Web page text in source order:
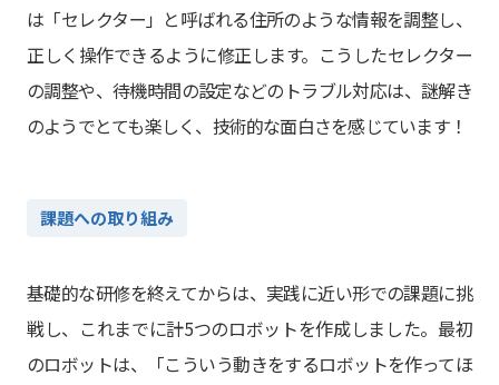
は「セレクター」と呼ばれる住所のような情報を調整し、
正しく操作できるように修正します。こうしたセレクター
の調整や、待機時間の設定などのトラブル対応は、謎解き
のようでとても楽しく、技術的な面白さを感じています！
課題への取り組み
基礎的な研修を終えてからは、実践に近い形での課題に挑
戦し、これまでに計5つのロボットを作成しました。最初
のロボットは、「こういう動きをするロボットを作ってほ